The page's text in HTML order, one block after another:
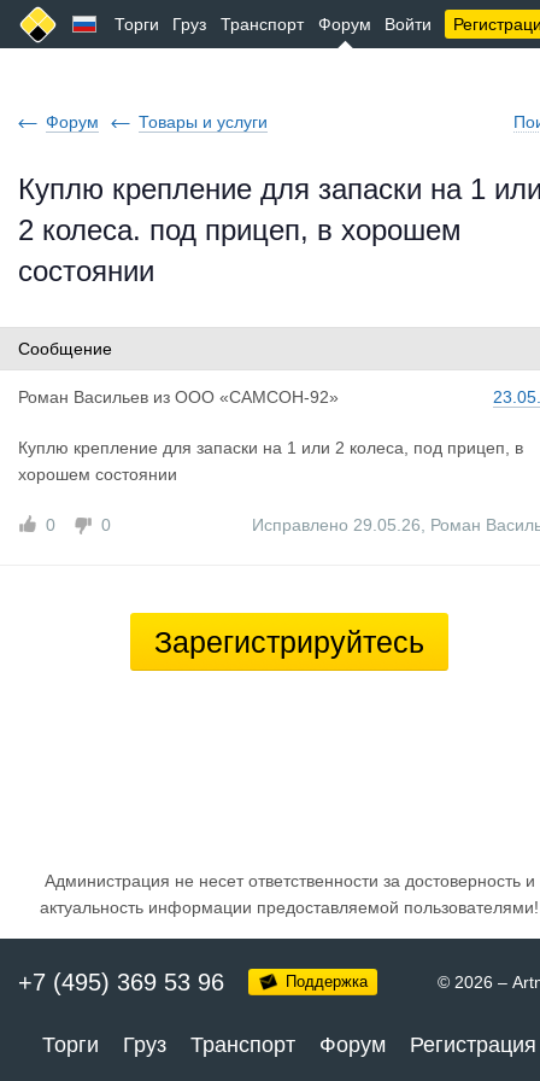
Торги Груз Транспорт Форум Войти
Форум Товары и услуги
Куплю крепление для запаски на 1
2 колеса. под прицеп, в хорошем
состоянии
Сообщение
Роман Васильев из ООО «САМСОН-92»
Куплю крепление для запаски на 1 или 2 колеса, под прицеп, в
хорошем состоянии
0 0 Исправлено 29.05.26 Роман
Зарегистрируйтесь
Администрация не несет ответственности за достоверность и
актуальность информации предоставляемой пользователями!
+7 (495) 369 53 96 Поддержка © 2026 –
Торги Груз Транспорт Форум Регистрация